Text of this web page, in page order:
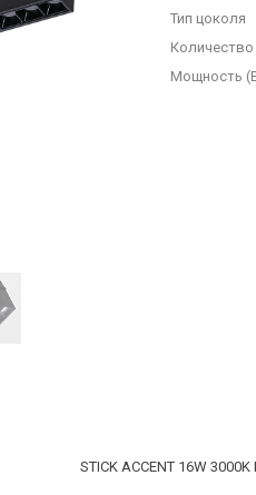
Тип цоколя
Мощность
STICK ACCENT 16W 3000K